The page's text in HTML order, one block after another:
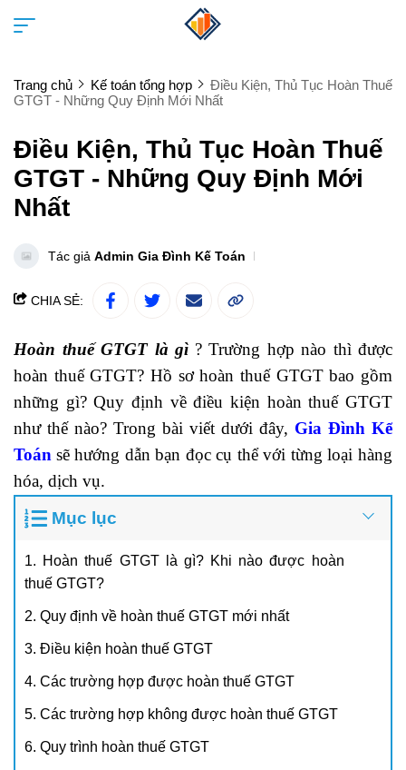
Trang chủ Kế toán tổng hợp
Điều Kiện, Thủ Tục Hoàn Thuế
GTGT - Những Quy Định Mới Nhất
Điều Kiện, Thủ Tục Hoàn Thuế
GTGT - Những Quy Định Mới
Nhất
Tác giả Admin Gia Đình Kế Toán
CHIA SẺ:
Hoàn thuế GTGT là gì ? Trường hợp nào thì được
hoàn thuế GTGT? Hồ sơ hoàn thuế GTGT bao gồm
những gì? Quy định về điều kiện hoàn thuế GTGT
như thế nào? Trong bài viết dưới đây, Gia Đình Kế
Toán sẽ hướng dẫn bạn đọc cụ thể với từng loại hàng
hóa, dịch vụ.
Mục lục
1. Hoàn thuế GTGT là gì? Khi nào được hoàn
thuế GTGT?
2. Quy định về hoàn thuế GTGT mới nhất
3. Điều kiện hoàn thuế GTGT
4. Các trường hợp được hoàn thuế GTGT
5. Các trường hợp không được hoàn thuế GTGT
6. Quy trình hoàn thuế GTGT